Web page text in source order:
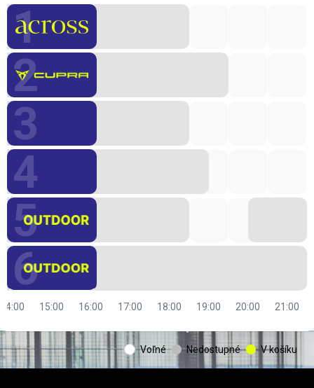
1
-
kurt
ACROSS
2
-
kurt
Cupra
3
-
kurt
4
-
kurt
5
-
kurt
6
-
14:00 15:00 16:00 17:00 18:00 19:00 20:00 21:00
Voľné Nedostupné V košíku